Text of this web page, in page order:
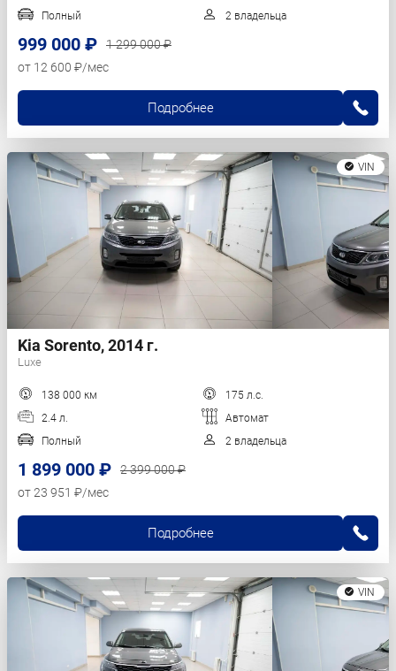
Полный
2 владельца
999 000 ₽
1 299 000 ₽
от 12 600 ₽/мес
Подробнее
VIN
Kia Sorento, 2014 г.
Luxe
138 000 км
175 л.с.
2.4 л.
Автомат
Полный
2 владельца
1 899 000 ₽
2 399 000 ₽
от 23 951 ₽/мес
Подробнее
VIN